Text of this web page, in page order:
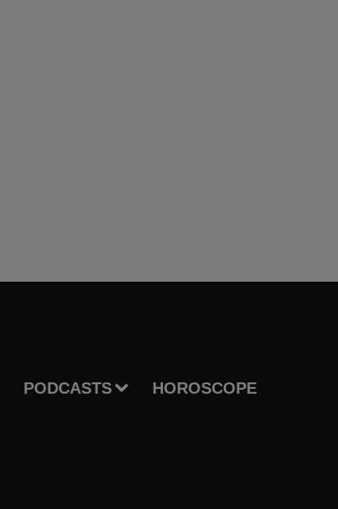
PODCASTS HOROSCOPE